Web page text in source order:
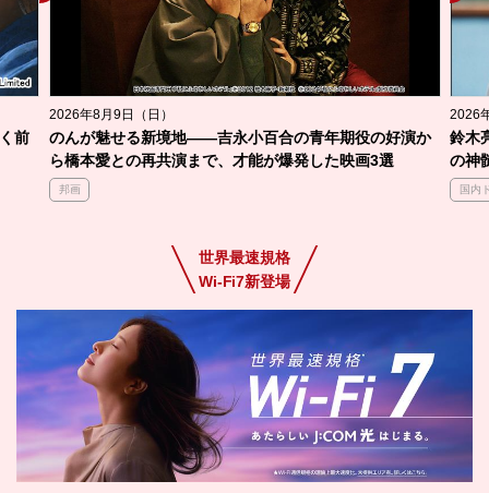
か
2026年8月9日（日）
鈴木亮平の真骨頂！狂気から包容力までカメレオン俳優
の神髄を堪能できる「下剋上球児」ほか出演作3選
国内ドラマ
ア
学
ア
世界最速規格
Wi-Fi7新登場